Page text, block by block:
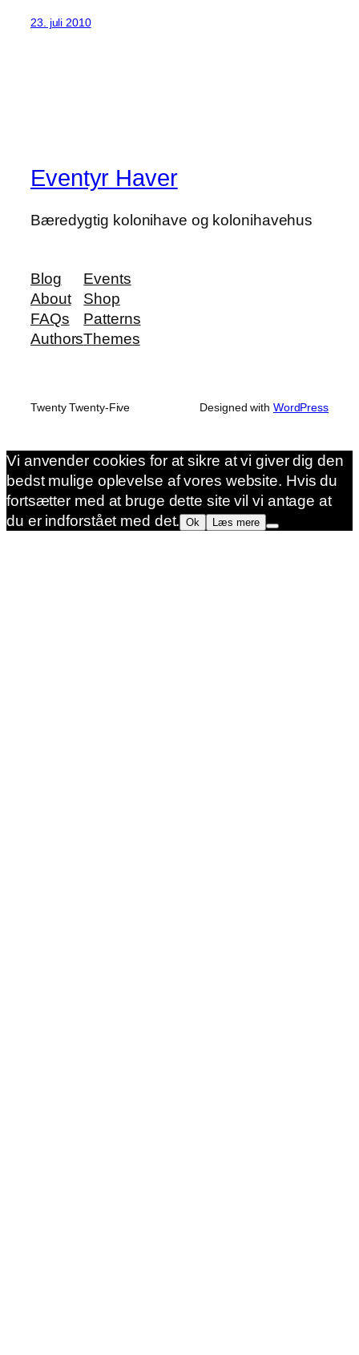
23. juli 2010
Eventyr Haver
Bæredygtig kolonihave og kolonihavehus
Blog
About
FAQs
Authors
Events
Shop
Patterns
Themes
Twenty Twenty-Five Designed with WordPress
Vi anvender cookies for at sikre at vi giver dig den
bedst mulige oplevelse af vores website. Hvis du
fortsætter med at bruge dette site vil vi antage at
du er indforstået med det. Ok Læs mere